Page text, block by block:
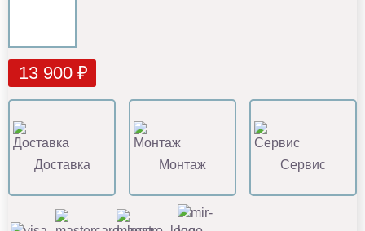
13 900 ₽
Доставка Монтаж Сервис